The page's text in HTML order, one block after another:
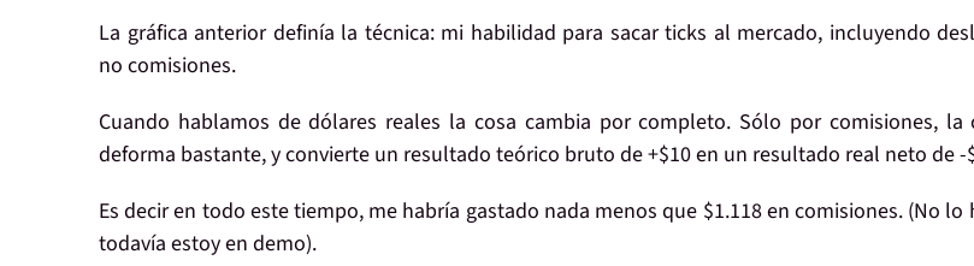
La gráfica anteriordefinía la técnica: mi habilidad para sacarticks al mercado, incluyendo
no comisiones.
Cuando hablamos dedólares reales la cosa cambia por completo. Sólo por comisiones, la
deforma bastante, y convierte un resultado teórico bruto de +$10 en un resultado real neto de -
Es decir en todo este tiempo, me habría gastado nada menos que $1.118 en comisiones. (No lo
todavía estoy en demo).